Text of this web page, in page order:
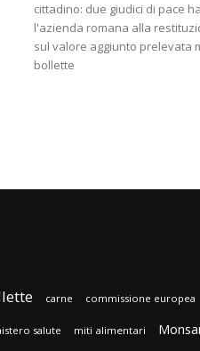
cittadino: due giudici di pace
l'azienda romana alla
sul valore aggiunto prelevata
bollette
carne commissione europea
salute miti alimentari